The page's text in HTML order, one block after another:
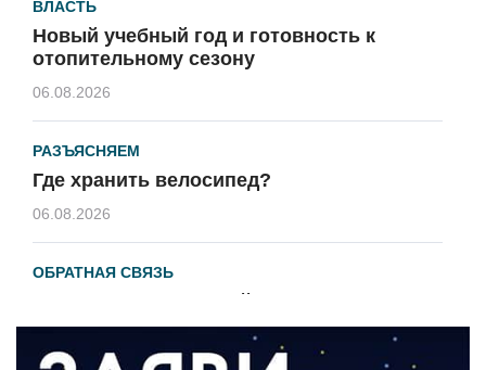
ВЛАСТЬ
Новый учебный год и готовность к
отопительному сезону
06.08.2026
РАЗЪЯСНЯЕМ
Где хранить велосипед?
06.08.2026
ОБРАТНАЯ СВЯЗЬ